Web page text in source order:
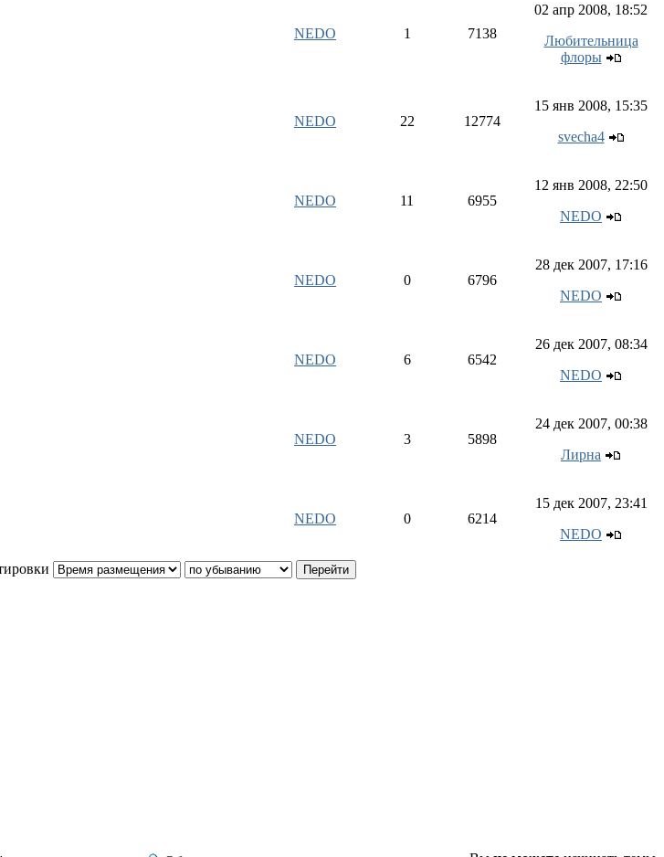
NEDO 1 7138
02 апр 2008, 18:52
Любительница
флоры
NEDO 22 12774
15 янв 2008, 15:35
svecha4
NEDO 11 6955
12 янв 2008, 22:50
NEDO
NEDO 0 6796
28 дек 2007, 17:16
NEDO
NEDO 6 6542
26 дек 2007, 08:34
NEDO
NEDO 3 5898
24 дек 2007, 00:38
Лирна
NEDO 0 6214
15 дек 2007, 23:41
NEDO